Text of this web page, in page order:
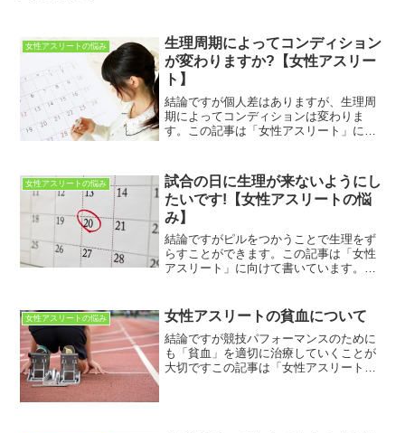
女性アスリートの悩み
生理周期によってコンディション
が変わりますか?【女性アスリー
ト】
結論ですが個人差はありますが、生理周
期によってコンディションは変わりま
す。この記事は「女性アスリート」に向
きればと思っています。この記事を読む
ことで「生理周期とコンディ...
女性アスリートの悩み
試合の日に生理が来ないようにし
たいです!【女性アスリートの悩
み】
結論ですがピルをつかうことで生理をず
らすことができます。この記事は「女性
アスリート」に向けて書いています。女
す。この記事を読むことで「月経移動」
についてわかります。ちょう...
女性アスリートの悩み 女性アスリートの貧血について
結論ですが競技パフォーマンスのために
も「貧血」を適切に治療していくことが
大切ですこの記事は「女性アスリート」